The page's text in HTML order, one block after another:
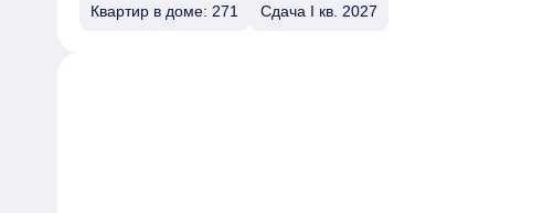
Квартир в доме: 271 Сдача I кв. 2027